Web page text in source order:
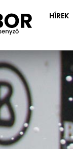
HÍREK